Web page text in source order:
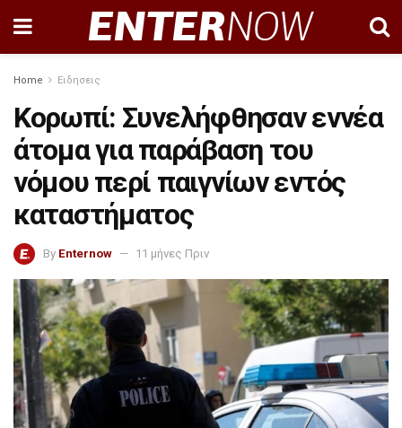
Home Ειδησεις
Κορωπί: Συνελήφθησαν εννέα
άτομα για παράβαση του
νόμου περί παιγνίων εντός
καταστήματος
By Enternow 11 μήνες Πριν